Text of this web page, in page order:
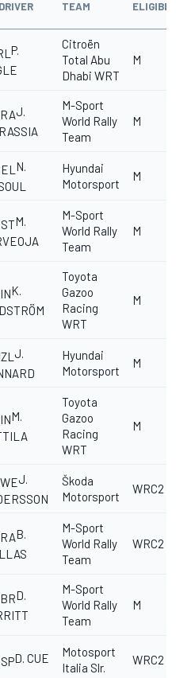
TEAM
P.
Citroën
Total Abu
Dhabi WRT
M
J.
M-Sport
World Rally
Team
M
N.
Hyundai
Motorsport
M
M.
M-Sport
World Rally
Team
M
K.
Toyota
Gazoo
Racing
WRT
M
J.
Hyundai
Motorsport
M
M.
Toyota
Gazoo
Racing
WRT
M
J.
Škoda
Motorsport
WRC2
B.
M-Sport
World Rally
Team
WRC2
D.
M-Sport
World Rally
Team
M
D. CUE
Motosport
Italia Slr.
WRC2